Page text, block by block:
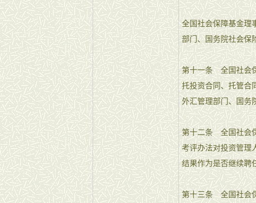
全国社会保障基金理
部门、国务院社会保
第十一条 全国社会
托投资合同、托管合
外汇管理部门、国务
第十二条 全国社会
考评办法对投资管理
结果作为是否继续聘
第十三条 全国社会